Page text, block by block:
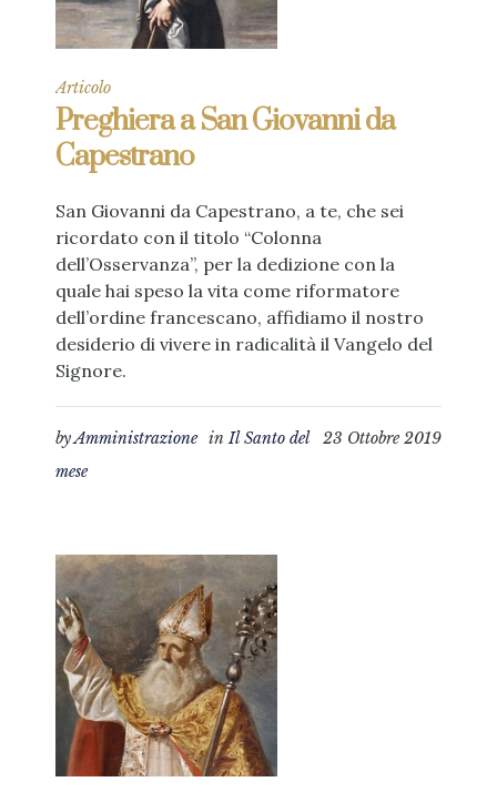
Articolo
Preghiera a San Giovanni da
Capestrano
San Giovanni da Capestrano, a te, che sei
ricordato con il titolo “Colonna
dell’Osservanza”, per la dedizione con la
quale hai speso la vita come riformatore
dell’ordine francescano, affidiamo il nostro
desiderio di vivere in radicalità il Vangelo del
Signore.
23 Ottobre 2019
byAmministrazione inIl Santo del
mese